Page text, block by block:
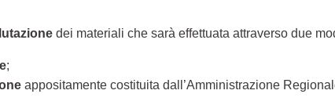
dei materiali che sarà effettuata attraverso due
;
appositamente costituita dall’Amministrazione